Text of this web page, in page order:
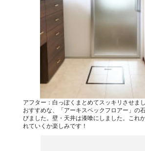
アフター：白っぽくまとめてスッキリさせま
おすすめな、「アーキスペックフロアー」の
びました。壁・天井は漆喰にしました。これ
れていくか楽しみです！